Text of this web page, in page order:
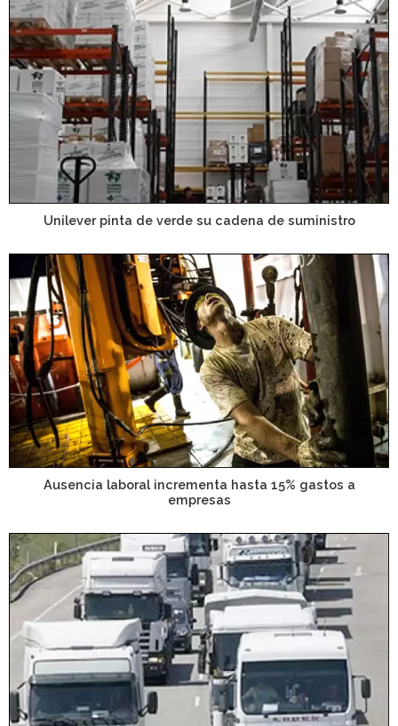
Unilever pinta de verde su cadena de suministro
Ausencia laboral incrementa hasta 15% gastos a
empresas